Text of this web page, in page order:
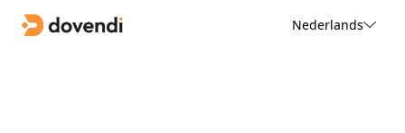
Nederlands